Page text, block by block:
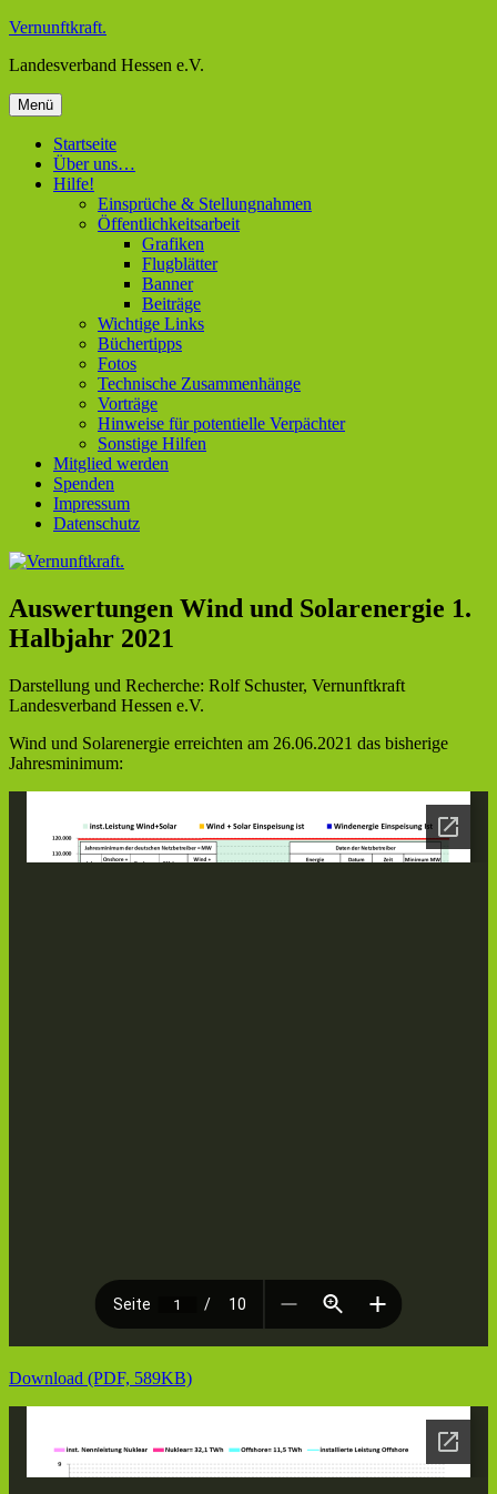
Zum
springen
Vernunftkraft.
Landesverband Hessen e.V.
Menü
Startseite
Über uns…
Hilfe!
Einsprüche & Stellungnahmen
Öffentlichkeitsarbeit
Grafiken
Flugblätter
Banner
Beiträge
Wichtige Links
Büchertipps
Fotos
Technische Zusammenhänge
Vorträge
Hinweise für potentielle Verpächter
Sonstige Hilfen
Mitglied werden
Spenden
Impressum
Datenschutz
Auswertungen Wind und Solarenergie 1.
Halbjahr 2021
Darstellung und Recherche: Rolf Schuster, Vernunftkraft
Landesverband Hessen e.V.
Wind und Solarenergie erreichten am 26.06.2021 das bisherige
Jahresminimum:
Download (PDF, 589KB)